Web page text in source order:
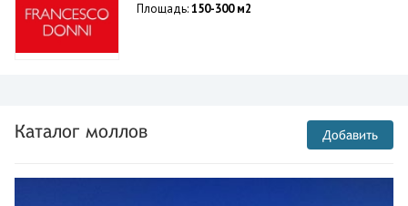
Площадь:150-300 м2
Каталог моллов Добавить